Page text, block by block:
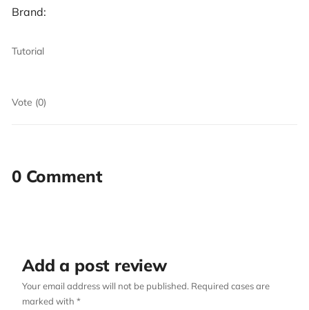
Brand:
Tutorial
Vote (0)
0 Comment
Add a post review
Your email address will not be published. Required cases are
marked with *